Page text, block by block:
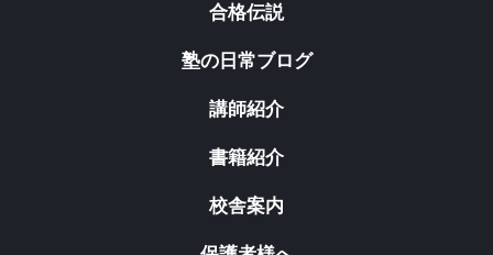
合格伝説
塾の日常ブログ
講師紹介
書籍紹介
校舎案内